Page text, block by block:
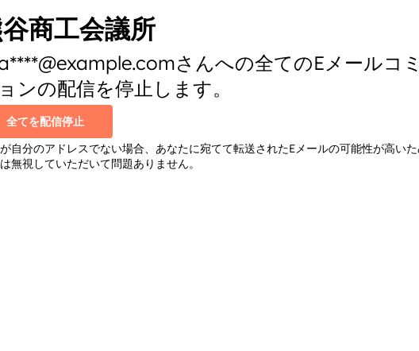
商工会議所
さんへの全てのEメールコ
ンの配信を停止します。
全てを配信停止
自分のアドレスでない場合、あなたに宛てて転送されたEメールの可能性が高い
無視していただいて問題ありません。